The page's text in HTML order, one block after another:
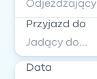
Przyjazd do
Data